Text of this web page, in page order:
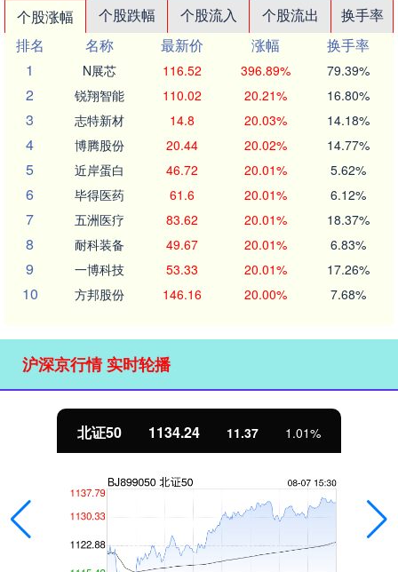
个股涨幅 个股跌幅 个股流入 个股流出
换手率
排名
名称 最新价 涨幅
换手率
1
N展芯 116.52 396.89% 79.39%
2 锐翔智能 110.02 20.21% 16.80%
3 志特新材 14.8 20.03% 14.18%
4 博腾股份 20.44 20.02% 14.77%
5 近岸蛋白 46.72 20.01% 5.62%
6 毕得医药 61.6 20.01% 6.12%
7 五洲医疗 83.62 20.01% 18.37%
8 耐科装备 49.67 20.01% 6.83%
9 一博科技 53.33 20.01% 17.26%
10 方邦股份 146.16 20.00% 7.68%
沪深京行情 实时轮播
北证50 1134.24 11.37 1.01%